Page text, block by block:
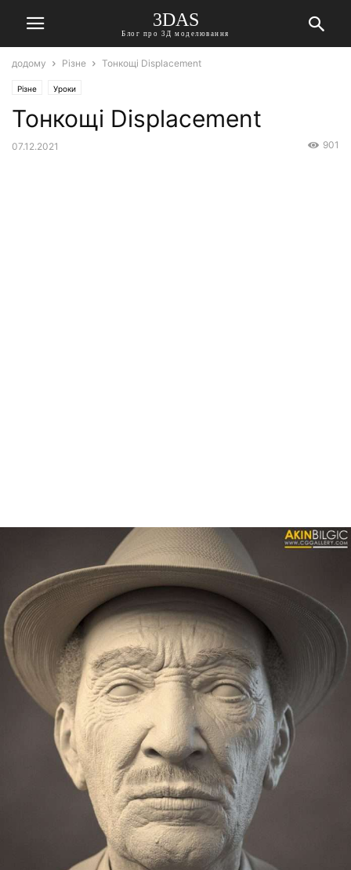
3DAS
Блог про 3Д моделювання
додому Різне Тонкощі Displacement
Різне Уроки
Тонкощі Displacement
07.12.2021 901